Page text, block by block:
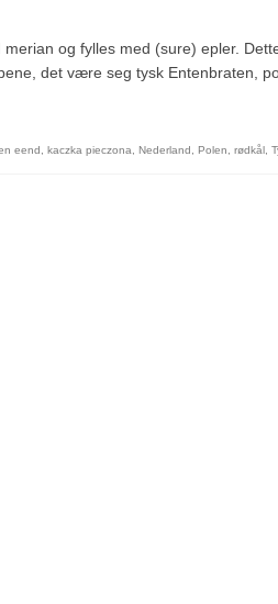
og fylles med (sure) epler.
det være seg tysk Entenbraten,
eend, kaczka pieczona, Nederland, Polen, rødkål,